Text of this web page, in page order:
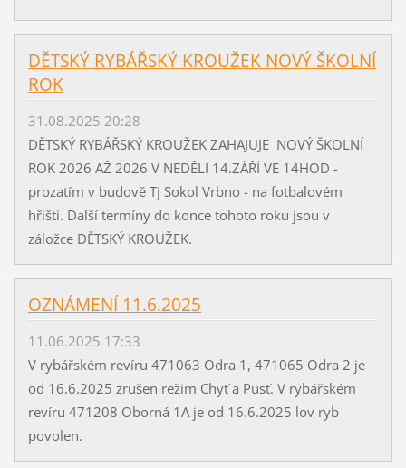
DĚTSKÝ RYBÁŘSKÝ KROUŽEK NOVÝ ŠKOLNÍ
ROK
31.08.2025 20:28
DĚTSKÝ RYBÁŘSKÝ KROUŽEK ZAHAJUJE NOVÝ ŠKOLNÍ
ROK 2026 AŽ 2026 V NEDĚLI 14.ZÁŘÍ VE 14HOD -
prozatím v budově Tj Sokol Vrbno - na fotbalovém
hřišti. Další termíny do konce tohoto roku jsou v
záložce DĚTSKÝ KROUŽEK.
OZNÁMENÍ 11.6.2025
11.06.2025 17:33
V rybářském revíru 471063 Odra 1, 471065 Odra 2 je
od 16.6.2025 zrušen režim Chyť a Pusť. V rybářském
revíru 471208 Oborná 1A je od 16.6.2025 lov ryb
povolen.